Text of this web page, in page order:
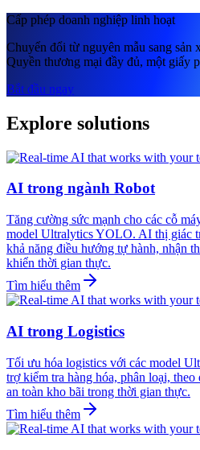
Cấp phép doanh nghiệp linh hoạt
Chuyển đổi từ nguyên mẫu sang
Quyền thương mại đầy đủ, một giấy
Bắt đầu ngay
Explore solutions
AI trong ngành Robot
Tăng cường sức mạnh cho các cỗ
model Ultralytics YOLO. AI thị giác
khả năng điều hướng tự hành, nhận
khiển thời gian thực.
Tìm hiểu thêm
AI trong Logistics
Tối ưu hóa logistics với các model
trợ kiểm tra hàng hóa, phân loại,
an toàn kho bãi trong thời gian thực.
Tìm hiểu thêm